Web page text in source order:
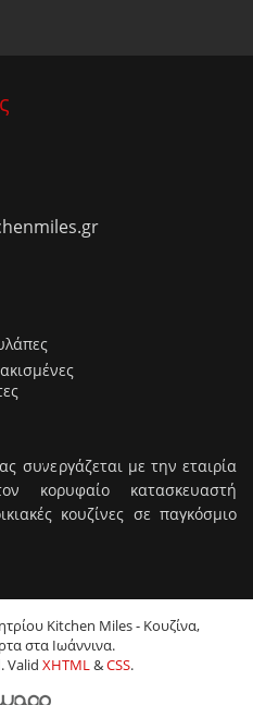
συνεργάζεται με την εταιρία
κορυφαίο κατασκευαστή
κουζίνες σε παγκόσμιο
Kitchen Miles - Κουζίνα,
στα Ιωάννινα.
Valid XHTML&CSS.